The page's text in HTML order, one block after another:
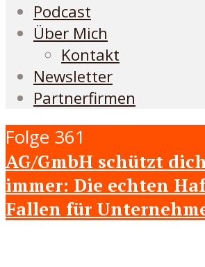
Podcast
Über Mich
Kontakt
Newsletter
Partnerfirmen
Folge 361
AG/GmbH schützt
immer: Die echten
Fallen für